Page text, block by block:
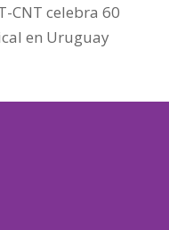
CNT celebra 60
en Uruguay